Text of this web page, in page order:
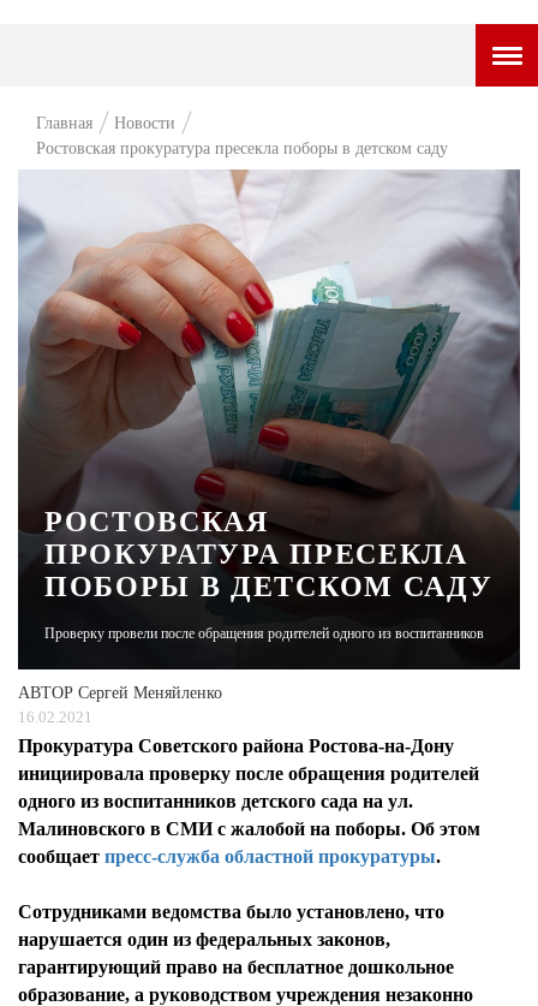
НОВОСТИ
ПРЕМЬЕРА
ТАМ И ТУТ
СТИЛЬ ЖИЗНИ
ХАЙП
ЧЕЛОВЕК ОСОБЕННЫЙ
КУЛЬТ ЕДЫ
АФИША
ЖУРНАЛ
Главная
Новости
Ростовская прокуратура пресекла поборы в детском саду
РОСТОВСКАЯ
ПРОКУРАТУРА ПРЕСЕКЛА
ПОБОРЫ В ДЕТСКОМ САДУ
Проверку провели после обращения родителей одного из воспитанников
АВТОР Сергей Меняйленко
16.02.2021
Прокуратура Советского района Ростова-на-Дону
инициировала проверку после обращения родителей
одного из воспитанников детского сада на ул.
Малиновского в СМИ с жалобой на поборы. Об этом
сообщает пресс-служба областной прокуратуры.
Сотрудниками ведомства было установлено, что
нарушается один из федеральных законов,
гарантирующий право на бесплатное дошкольное
образование, а руководством учреждения незаконно